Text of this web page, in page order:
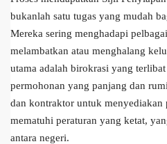
bukanlah satu tugas yang mudah
Mereka sering menghadapi
melambatkan atau menghalang
utama adalah birokrasi yang
permohonan yang panjang dan
dan kontraktor untuk menyediakan
mematuhi peraturan yang ketat,
antara negeri.